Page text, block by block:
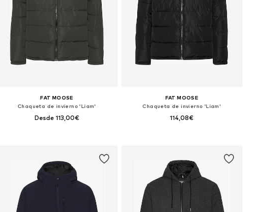
FAT MOOSE
Chaqueta de invierno 'Liam'
Desde 113,00€
FAT MOOSE
Chaqueta de invierno 'Liam'
114,08€